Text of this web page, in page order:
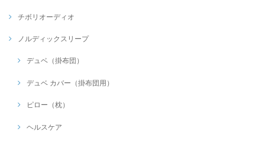
チボリオーディオ
ノルディックスリープ
デュベ（掛布団）
デュベ カバー（掛布団用）
ピロー（枕）
ヘルスケア